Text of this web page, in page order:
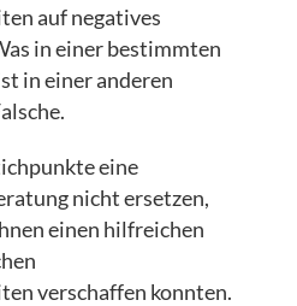
auf negatives
in einer bestimmten
in einer anderen
eine
nicht ersetzen,
einen hilfreichen
verschaffen konnten.